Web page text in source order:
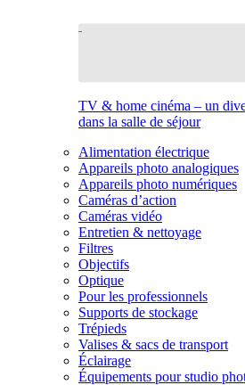
TV & home cinéma – un
dans la salle de séjour
Alimentation électrique
Appareils photo analogiques
Appareils photo numériques
Caméras d’action
Caméras vidéo
Entretien & nettoyage
Filtres
Objectifs
Optique
Pour les professionnels
Supports de stockage
Trépieds
Valises & sacs de transport
Éclairage
Équipements pour studio